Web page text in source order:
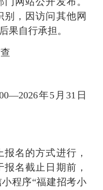
，因访问其他网
果自行承担。
年5月31日
名的方式进行，
报名截止 日期前，
程序“福建招考小